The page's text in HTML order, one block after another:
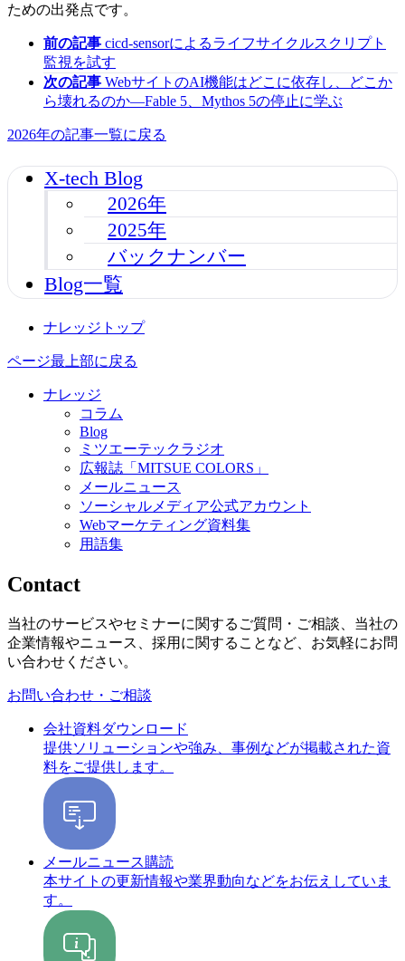
ための出発点です。
前の記事 cicd-sensorによるライフサイクルスクリプト
監視を試す
次の記事 WebサイトのAI機能はどこに依存し、どこか
ら壊れるのか―Fable 5、Mythos 5の停止に学ぶ
2026年の記事一覧に戻る
X-tech Blog
2026年
2025年
バックナンバー
Blog一覧
ナレッジトップ
ページ最上部に戻る
ナレッジ
コラム
Blog
ミツエーテックラジオ
広報誌「MITSUE COLORS」
メールニュース
ソーシャルメディア公式アカウント
Webマーケティング資料集
用語集
Contact
当社のサービスやセミナーに関するご質問・ご相談、当社の
企業情報やニュース、採用に関することなど、お気軽にお問
い合わせください。
お問い合わせ・ご相談
会社資料ダウンロード
提供ソリューションや強み、事例などが掲載された資
料をご提供します。
メールニュース購読
本サイトの更新情報や業界動向などをお伝えしていま
す。